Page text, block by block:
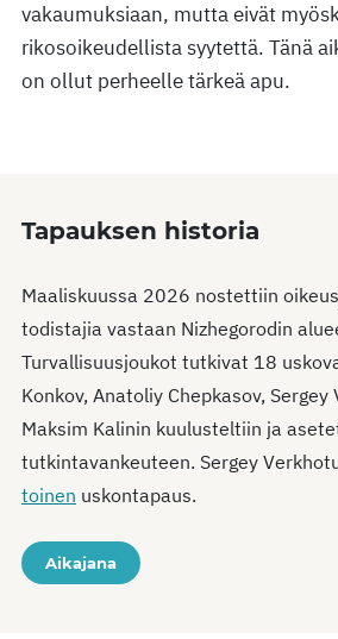
vakaumuksiaan, mutta eivät
rikosoikeudellista syytettä. Tänä
on ollut perheelle tärkeä apu.
Tapauksen historia
Maaliskuussa 2026 nostettiin
todistajia vastaan Nizhegorodin
Turvallisuusjoukot tutkivat 18
Konkov, Anatoliy Chepkasov,
Maksim Kalinin kuulusteltiin ja
tutkintavankeuteen. Sergey
toinen uskontapaus.
Aikajana